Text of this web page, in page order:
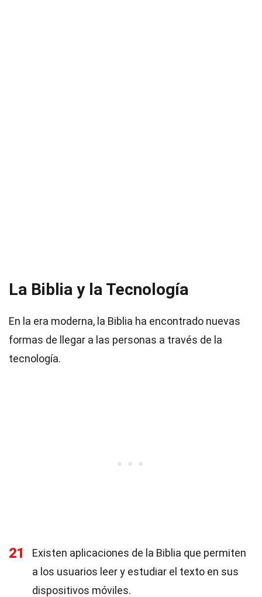
La Biblia y la Tecnología
En la era moderna, la Biblia ha encontrado nuevas
formas de llegar a las personas a través de la
tecnología.
21
Existen aplicaciones de la Biblia que permiten
a los usuarios leer y estudiar el texto en sus
dispositivos móviles.